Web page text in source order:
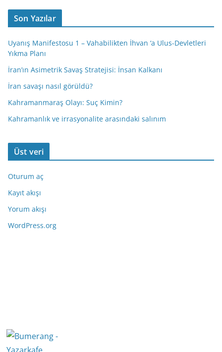
Son Yazılar
Uyanış Manifestosu 1 – Vahabilikten İhvan ‘a Ulus-Devletleri
Yıkma Planı
İran’ın Asimetrik Savaş Stratejisi: İnsan Kalkanı
İran savaşı nasıl görüldü?
Kahramanmaraş Olayı: Suç Kimin?
Kahramanlık ve irrasyonalite arasındaki salınım
Üst veri
Oturum aç
Kayıt akışı
Yorum akışı
WordPress.org